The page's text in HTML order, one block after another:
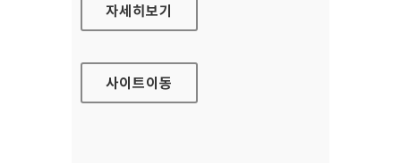
이음5G지원포털
자세히보기
사이트이동